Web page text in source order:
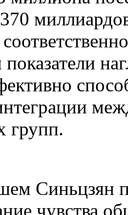
групп.
Синьцзян
чувства